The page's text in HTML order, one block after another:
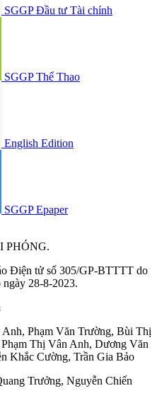
SGGP Đầu tư Tài chính
SGGP Thể Thao
English Edition
SGGP Epaper
PHÓNG.
Điện tử số 305/GP-BTTTT do
28-8-2023.
Anh, Phạm Văn Trường, Bùi Thị
Phạm Thị Vân Anh, Dương Văn
Khắc Cường, Trần Gia Bảo
Trưởng, Nguyễn Chiến